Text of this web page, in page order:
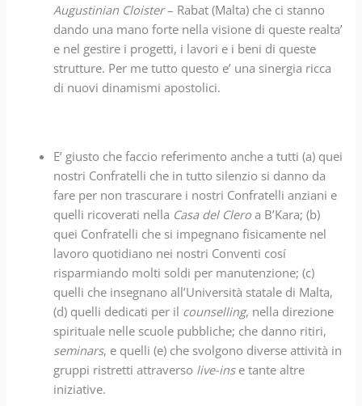
Augustinian Cloister– Rabat (Malta) che ci stanno
dando una mano forte nella visione di queste realta’
e nel gestire i progetti, i lavori e i beni di queste
strutture. Per me tutto questo e’ una sinergia ricca
di nuovi dinamismi apostolici.
E’ giusto che faccio referimento anche a tutti (a) quei
nostri Confratelli che in tutto silenzio si danno da
fare per non trascurare i nostri Confratelli anziani e
quelli ricoverati nella Casa del Cleroa B’Kara; (b)
quei Confratelli che si impegnano fisicamente nel
lavoro quotidiano nei nostri Conventi cosí
risparmiando molti soldi per manutenzione; (c)
quelli che insegnano all’Università statale di Malta,
(d) quelli dedicati per il counselling, nella direzione
spirituale nelle scuole pubbliche; che danno ritiri,
seminars, e quelli (e) che svolgono diverse attività in
gruppi ristretti attraverso live-ins e tante altre
iniziative.